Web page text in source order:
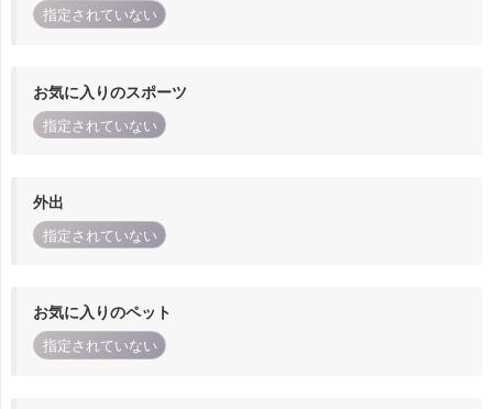
指定されていない
お気に入りのスポーツ
指定されていない
外出
指定されていない
お気に入りのペット
指定されていない